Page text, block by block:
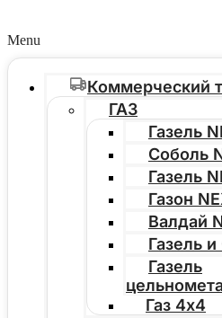
Menu
Коммерческий
ГАЗ
Газель
Соболь
Газель
Газон
Валдай
Газель
Газель
Газ 4х4